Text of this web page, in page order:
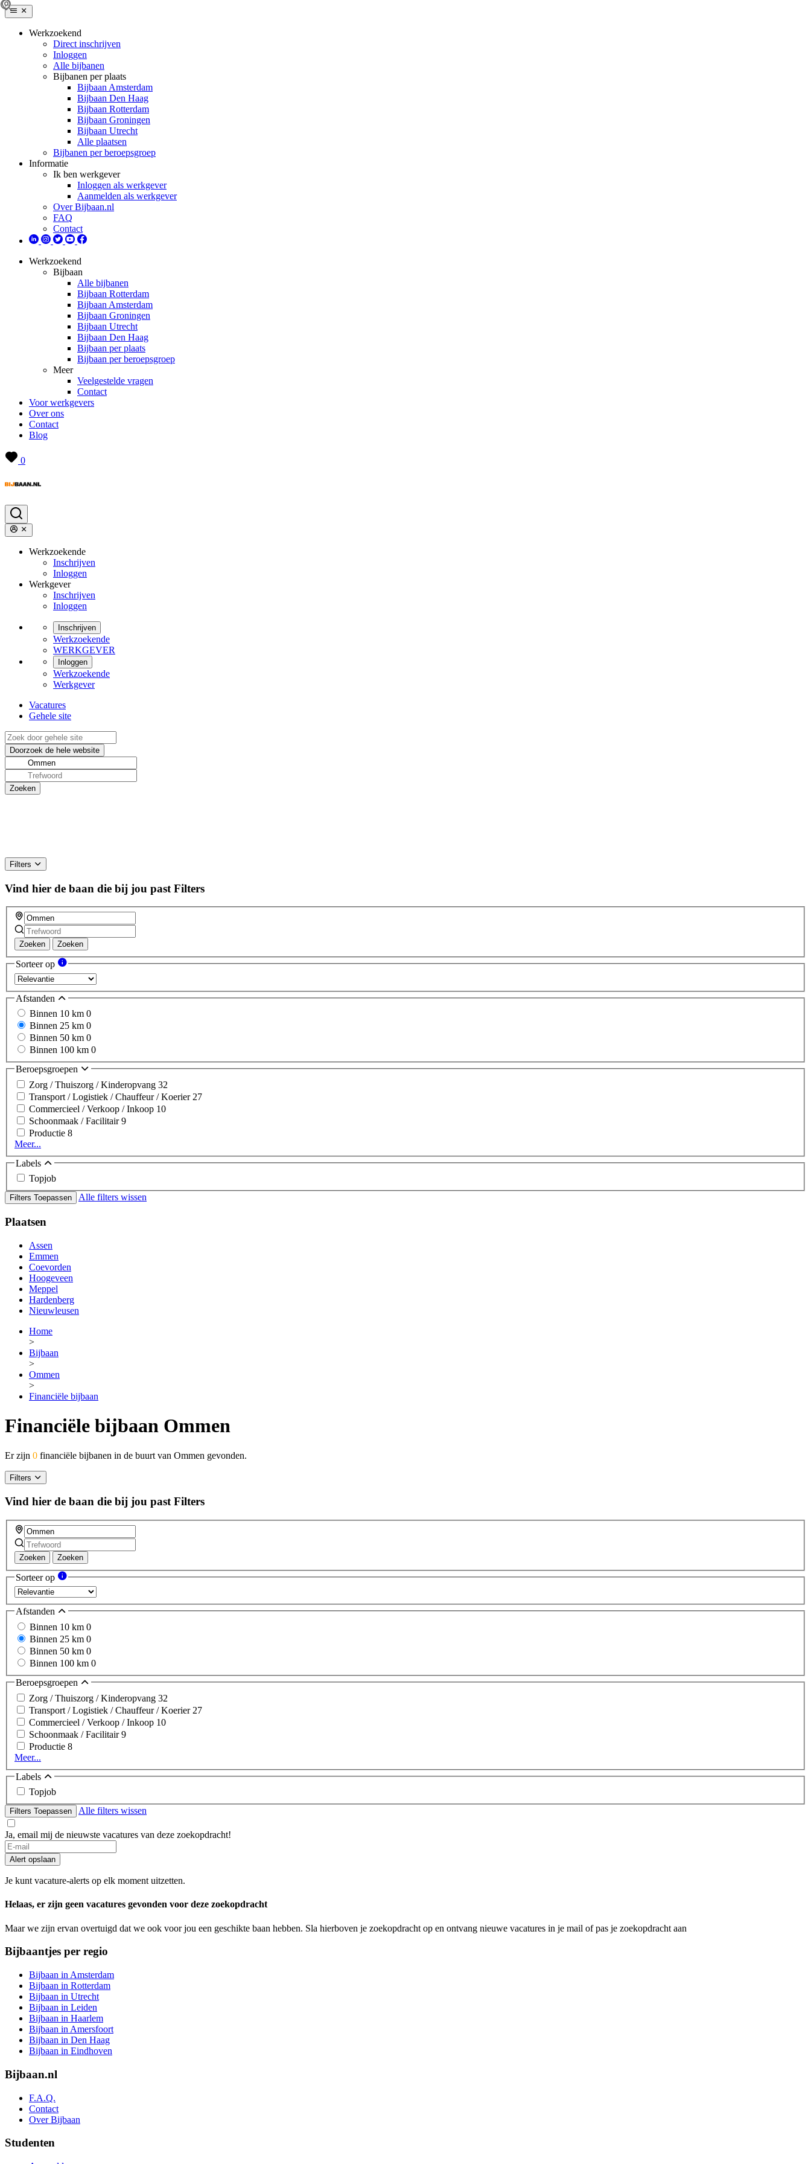
Werkzoekend
Direct inschrijven
Inloggen
Alle bijbanen
Bijbanen per plaats
Bijbaan Amsterdam
Bijbaan Den Haag
Bijbaan Rotterdam
Bijbaan Groningen
Bijbaan Utrecht
Alle plaatsen
Bijbanen per beroepsgroep
Informatie
Ik ben werkgever
Inloggen als werkgever
Aanmelden als werkgever
Over Bijbaan.nl
FAQ
Contact
Werkzoekend
Bijbaan
Alle bijbanen
Bijbaan Rotterdam
Bijbaan Amsterdam
Bijbaan Groningen
Bijbaan Utrecht
Bijbaan Den Haag
Bijbaan per plaats
Bijbaan per beroepsgroep
Meer
Veelgestelde vragen
Contact
Voor werkgevers
Over ons
Contact
Blog
0
Werkzoekende
Inschrijven
Inloggen
Werkgever
Inschrijven
Inloggen
Inschrijven
Werkzoekende
WERKGEVER
Inloggen
Werkzoekende
Werkgever
Vacatures
Gehele site
Filters
Vind hier de baan die bij jou past Filters
Zoeken Zoeken
Sorteer op
Afstanden
Binnen 10 km 0
Binnen 25 km 0
Binnen 50 km 0
Binnen 100 km 0
Beroepsgroepen
Zorg / Thuiszorg / Kinderopvang 32
Transport / Logistiek / Chauffeur / Koerier 27
Commercieel / Verkoop / Inkoop 10
Schoonmaak / Facilitair9
Productie 8
Meer...
Labels
Topjob
Filters Toepassen Alle filters wissen
Plaatsen
Assen
Emmen
Coevorden
Hoogeveen
Meppel
Hardenberg
Nieuwleusen
Home
>
Bijbaan
>
Ommen
>
Financiële bijbaan
Financiële bijbaan Ommen
Er zijn 0 financiële bijbanen in de buurt van Ommen gevonden.
Filters
Vind hier de baan die bij jou past Filters
Zoeken Zoeken
Sorteer op
Afstanden
Binnen 10 km 0
Binnen 25 km 0
Binnen 50 km 0
Binnen 100 km 0
Beroepsgroepen
Zorg / Thuiszorg / Kinderopvang 32
Transport / Logistiek / Chauffeur / Koerier 27
Commercieel / Verkoop / Inkoop 10
Schoonmaak / Facilitair9
Productie 8
Meer...
Labels
Topjob
Filters Toepassen Alle filters wissen
Ja, email mij de nieuwste vacatures van deze zoekopdracht!
If
you
are
a
ignore
this
Alert opslaan
Je kunt vacature-alerts op elk moment uitzetten.
Helaas, er zijn geen vacatures gevonden voor deze zoekopdracht
Maar we zijn ervan overtuigd dat we ook voor jou een geschikte baan hebben. Sla hierboven je zoekopdracht op en ontvang nieuwe vacatures in je mail of pas je zoekopdracht aan
Bijbaantjes per regio
Bijbaan in Amsterdam
Bijbaan in Rotterdam
Bijbaan in Utrecht
Bijbaan in Leiden
Bijbaan in Haarlem
Bijbaan in Amersfoort
Bijbaan in Den Haag
Bijbaan in Eindhoven
Bijbaan.nl
F.A.Q.
Contact
Over Bijbaan
Studenten